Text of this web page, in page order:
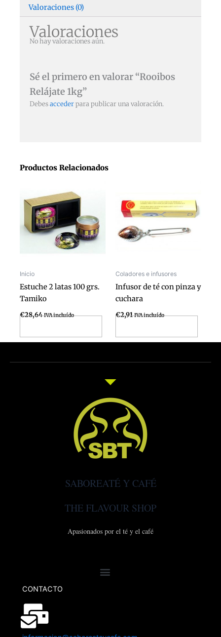
Productos Relacionados
Inicio
Estuche 2 latas 100 grs.
Tamiko
€28,64 IVA incluído
Coladores e infusores
Infusor de té con pinza y
cuchara
€2,91 IVA incluído
Valoraciones (0)
Valoraciones
No hay valoraciones aún.
Sé el primero en valorar “Rooibos
Relájate 1kg”
Debesaccederpara publicar una valoración.
SABOREATÉ Y CAFÉ
THE FLAVOUR SHOP
Apasionados por el té y el café
CONTACTO